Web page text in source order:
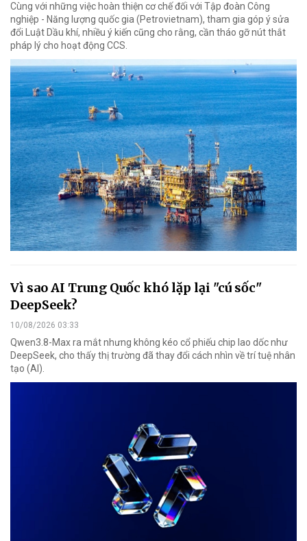
Cùng với những việc hoàn thiện cơ chế đối với Tập đoàn Công
nghiệp - Năng lượng quốc gia (Petrovietnam), tham gia góp ý sửa
đổi Luật Dầu khí, nhiều ý kiến cũng cho rằng, cần tháo gỡ nút thắt
pháp lý cho hoạt động CCS.
Vì sao AI Trung Quốc khó lặp lại "cú sốc"
DeepSeek?
10/08/2026 03:33
Qwen3.8-Max ra mắt nhưng không kéo cổ phiếu chip lao dốc như
DeepSeek, cho thấy thị trường đã thay đổi cách nhìn về trí tuệ nhân
tạo (AI).